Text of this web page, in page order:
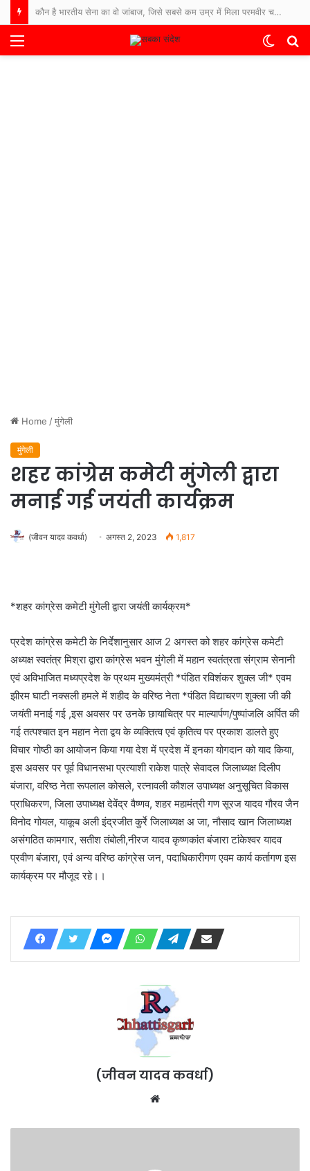
कौन है भारतीय सेना का वो जांबाज, जिसे सबसे कम उम्र में मिला परमवीर चक्र सम्मान?
Menu
Switch
Home /मुंगेली
मुंगेली
शहर कांग्रेस कमेटी मुंगेली द्वारा
मनाई गई जयंती कार्यक्रम
(जीवन यादव कवर्धा) अगस्त 2, 2023 1,817
*शहर कांग्रेस कमेटी मुंगेली द्वारा जयंती कार्यक्रम*
प्रदेश कांग्रेस कमेटी के निर्देशानुसार आज 2 अगस्त को शहर कांग्रेस कमेटी
अध्यक्ष स्वतंत्र मिश्रा द्वारा कांग्रेस भवन मुंगेली में महान स्वतंत्रता संग्राम सेनानी
एवं अविभाजित मध्यप्रदेश के प्रथम मुख्यमंत्री *पंडित रविशंकर शुक्ल जी* एवम
झीरम घाटी नक्सली हमले में शहीद के वरिष्ठ नेता *पंडित विद्याचरण शुक्ला जी की
जयंती मनाई गई ,इस अवसर पर उनके छायाचित्र पर माल्यार्पण/पुष्पांजलि अर्पित की
गई तत्पश्चात इन महान नेता द्वय के व्यक्तित्व एवं कृतित्व पर प्रकाश डालते हुए
विचार गोष्ठी का आयोजन किया गया देश में प्रदेश में इनका योगदान को याद किया,
इस अवसर पर पूर्व विधानसभा प्रत्याशी राकेश पात्रे सेवादल जिलाध्यक्ष दिलीप
बंजारा, वरिष्ठ नेता रूपलाल कोसले, रत्नावली कौशल उपाध्यक्ष अनुसूचित विकास
प्राधिकरण, जिला उपाध्यक्ष देवेंद्र वैष्णव, शहर महामंत्री गण सूरज यादव गौरव जैन
विनोद गोयल, याकूब अली इंद्रजीत कुर्रे जिलाध्यक्ष अ जा, नौसाद खान जिलाध्यक्ष
असंगठित कामगार, सतीश तंबोली,नीरज यादव कृष्णकांत बंजारा टांकेश्वर यादव
प्रवीण बंजारा, एवं अन्य वरिष्ठ कांग्रेस जन, पदाधिकारीगण एवम कार्य कर्तागण इस
कार्यक्रम पर मौजूद रहे।।
(जीवन यादव कवर्धा)